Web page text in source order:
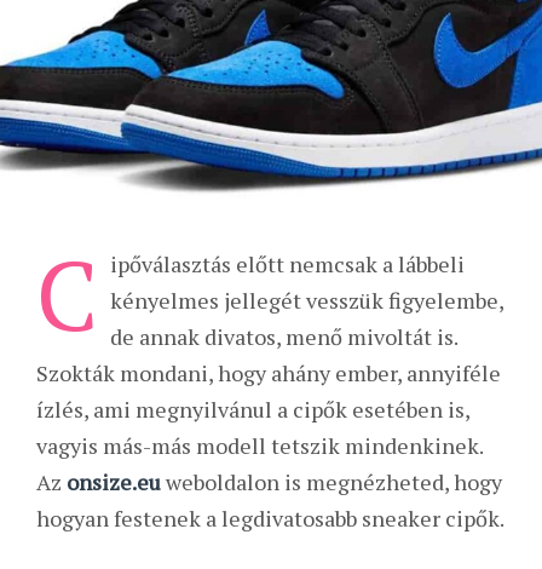
C
ipőválasztás előtt nemcsak a lábbeli
kényelmes jellegét vesszük figyelembe,
de annak divatos, menő mivoltát is.
Szokták mondani, hogy ahány ember, annyiféle
ízlés, ami megnyilvánul a cipők esetében is,
vagyis más-más modell tetszik mindenkinek.
Az onsize.euweboldalon is megnézheted, hogy
hogyan festenek a legdivatosabb sneaker cipők.